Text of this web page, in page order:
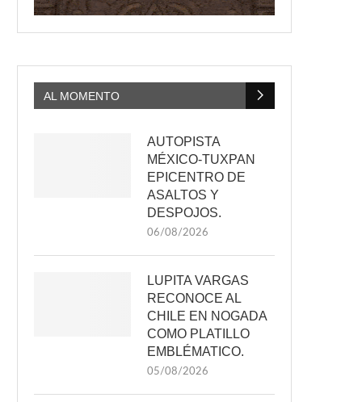
AL MOMENTO
AUTOPISTA
MÉXICO-TUXPAN
EPICENTRO DE
ASALTOS Y
DESPOJOS.
06/08/2026
LUPITA VARGAS
RECONOCE AL
CHILE EN NOGADA
COMO PLATILLO
EMBLÉMATICO.
05/08/2026